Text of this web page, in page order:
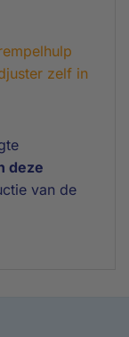
zelf in
deze
van de